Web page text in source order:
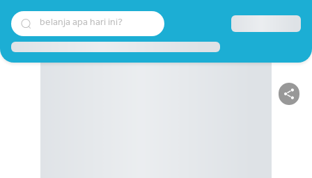
belanja apa hari ini?